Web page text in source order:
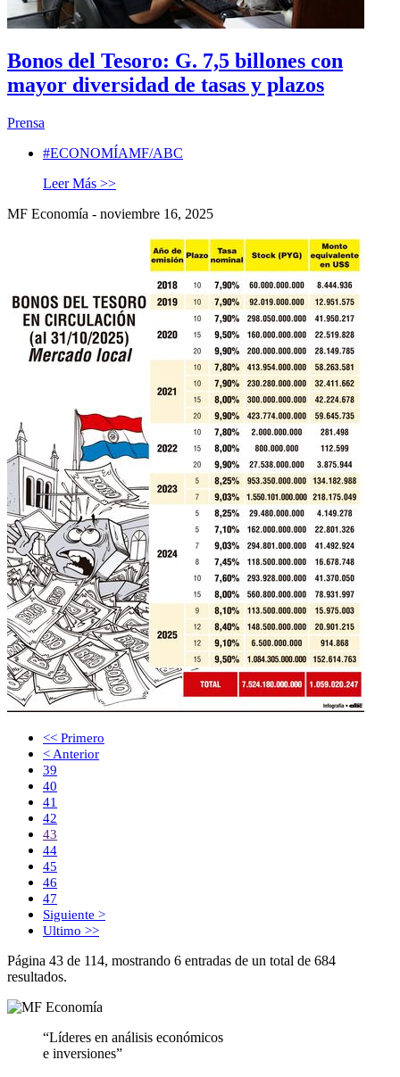
Bonos del Tesoro: G. 7,5 billones con
mayor diversidad de tasas y plazos
Prensa
#ECONOMÍAMF/ABC
Leer Más >>
MF Economía - noviembre 16, 2025
<< Primero
< Anterior
39
40
41
42
43
44
45
46
47
Siguiente >
Ultimo >>
Página 43 de 114, mostrando 6 entradas de un total de 684
resultados.
“Líderes en análisis económicos
e inversiones”